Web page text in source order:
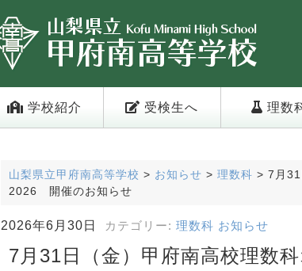
学校紹介 受検生へ 理数
山梨県立甲府南高等学校 > お知らせ > 理数科 > 7月
2026 開催のお知らせ
2026年6月30日 カテゴリー: 理数科 お知らせ
7月31日（金）甲府南高校理数